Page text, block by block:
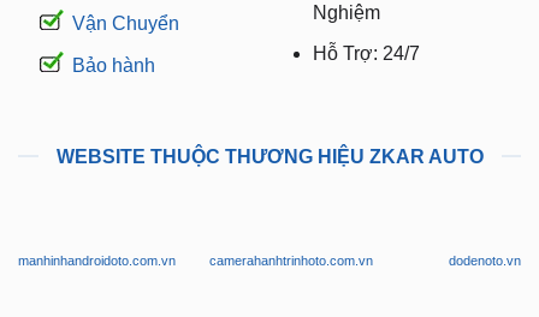
Vận Chuyển
Bảo hành
Nghiệm
Hỗ Trợ: 24/7
WEBSITE THUỘC THƯƠNG HIỆU ZKAR AUTO
manhinhandroidoto.com.vn camerahanhtrinhoto.com.vn dodenoto.vn